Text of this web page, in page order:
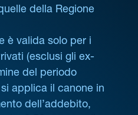
della Regione
è valida solo per i
(esclusi gli ex-
del periodo
applica il canone in
dell’addebito,